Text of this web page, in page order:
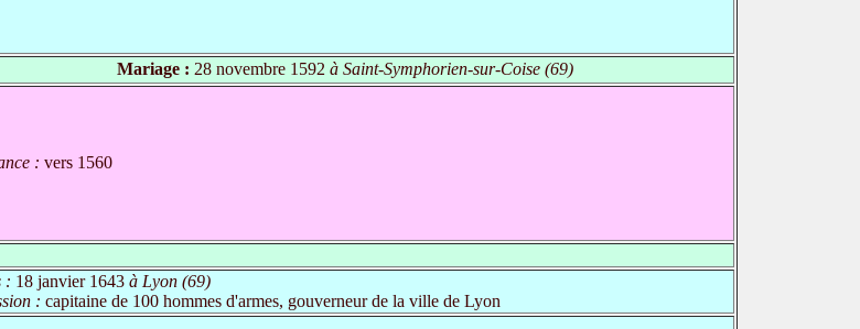
Mariage : 28 novembre 1592 à Saint-Symphorien-sur-Coise (69)
: vers 1560
: 18 janvier 1643 à Lyon (69)
: capitaine de 100 hommes d'armes, gouverneur de la ville de Lyon